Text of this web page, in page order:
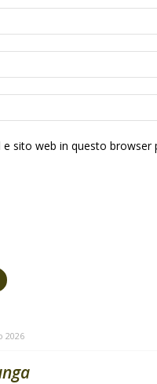
sito web in questo
2026